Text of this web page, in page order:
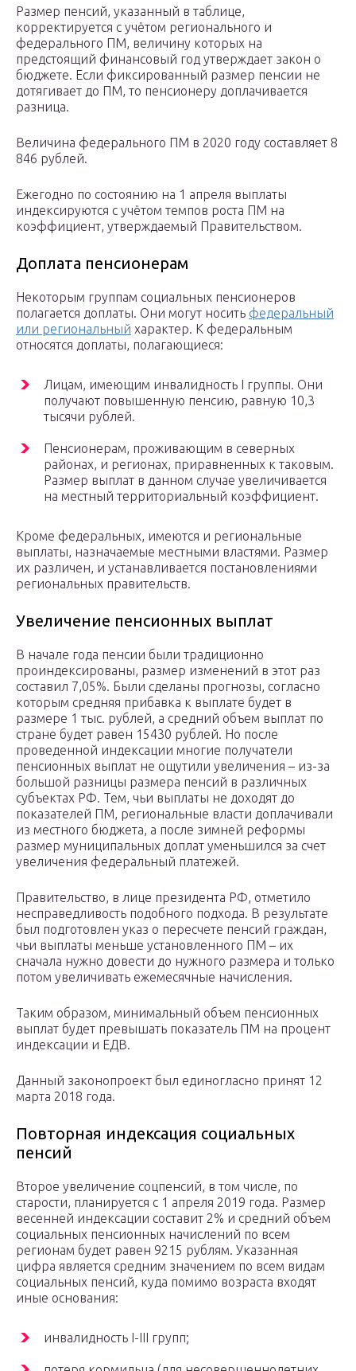
Размер пенсий, указанный в таблице,
корректируется с учётом регионального и
федерального ПМ, величину которых на
предстоящий финансовый год утверждает закон о
бюджете. Если фиксированный размер пенсии не
дотягивает до ПМ, то пенсионеру доплачивается
разница.
Величина федерального ПМ в 2020 году составляет 8
846 рублей.
Ежегодно по состоянию на 1 апреля выплаты
индексируются с учётом темпов роста ПМ на
коэффициент, утверждаемый Правительством.
Доплата пенсионерам
Некоторым группам социальных пенсионеров
полагается доплаты. Они могут носить федеральный
или региональный характер. К федеральным
относятся доплаты, полагающиеся:
Лицам, имеющим инвалидность I группы. Они
получают повышенную пенсию, равную 10,3
тысячи рублей.
Пенсионерам, проживающим в северных
районах, и регионах, приравненных к таковым.
Размер выплат в данном случае увеличивается
на местный территориальный коэффициент.
Кроме федеральных, имеются и региональные
выплаты, назначаемые местными властями. Размер
их различен, и устанавливается постановлениями
региональных правительств.
Увеличение пенсионных выплат
В начале года пенсии были традиционно
проиндексированы, размер изменений в этот раз
составил 7,05%. Были сделаны прогнозы, согласно
которым средняя прибавка к выплате будет в
размере 1 тыс. рублей, а средний объем выплат по
стране будет равен 15430 рублей. Но после
проведенной индексации многие получатели
пенсионных выплат не ощутили увеличения – из-за
большой разницы размера пенсий в различных
субъектах РФ. Тем, чьи выплаты не доходят до
показателей ПМ, региональные власти доплачивали
из местного бюджета, а после зимней реформы
размер муниципальных доплат уменьшился за счет
увеличения федеральный платежей.
Правительство, в лице президента РФ, отметило
несправедливость подобного подхода. В результате
был подготовлен указ о пересчете пенсий граждан,
чьи выплаты меньше установленного ПМ – их
сначала нужно довести до нужного размера и только
потом увеличивать ежемесячные начисления.
Таким образом, минимальный объем пенсионных
выплат будет превышать показатель ПМ на процент
индексации и ЕДВ.
Данный законопроект был единогласно принят 12
марта 2018 года.
Повторная индексация социальных
пенсий
Второе увеличение соцпенсий, в том числе, по
старости, планируется с 1 апреля 2019 года. Размер
весенней индексации составит 2% и средний объем
социальных пенсионных начислений по всем
регионам будет равен 9215 рублям. Указанная
цифра является средним значением по всем видам
социальных пенсий, куда помимо возраста входят
иные основания:
инвалидность I-III групп;